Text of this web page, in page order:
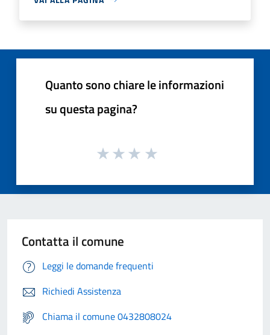
Quanto sono chiare le informazioni
su questa pagina?
Contatta il comune
Leggi le domande frequenti
Richiedi Assistenza
Chiama il comune 0432808024